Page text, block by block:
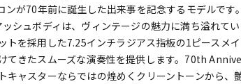
ンが70年前に誕生した出来事を記念するモデルです
シュボディは、ヴィンテージの魅力に満ち溢れてい
トを採用した7.25インチラジアス指板の1ピースメ
てきたスムーズな演奏性を提供します。70th
キャスターならではの煌めくクリーントーンから、